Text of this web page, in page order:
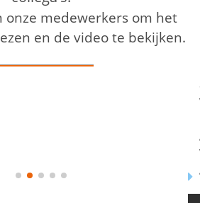
onze medewerkers om het
en de video te bekijken.